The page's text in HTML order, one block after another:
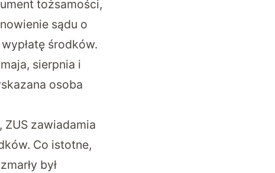
tożsamości,
sądu o
środków.
sierpnia i
osoba
zawiadamia
Co istotne,
był